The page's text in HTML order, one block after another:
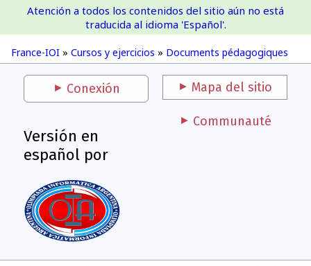
France-IOI
France-IOI » Cursos y ejercicios » Documents pédagogiques
Atención a todos los contenidos del sitio aún no está
traducida al idioma 'Español'.
Conexión Mapa del sitio
Versión en
español por
Communauté